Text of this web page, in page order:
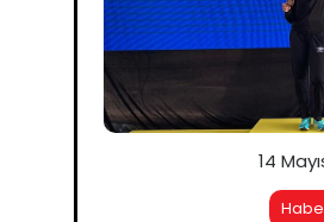
14